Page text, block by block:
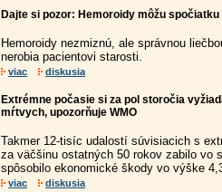
Dajte si pozor: Hemoroidy môžu
Hemoroidy nezmiznú, ale správnou
nerobia pacientovi starosti.
viac diskusia
Extrémne počasie si za pol storočia
mŕtvych, upozorňuje WMO
Takmer 12-tisíc udalostí súvisiacich s
za väčšinu ostatných 50 rokov zabilo vo
spôsobilo ekonomické škody vo výške
viac diskusia